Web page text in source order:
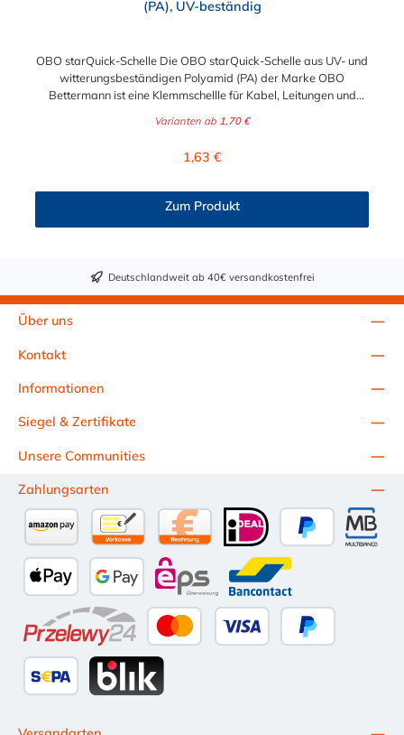
(PA), UV-beständig
OBO starQuick-Schelle Die OBO starQuick-Schelle aus UV- und
witterungsbeständigen Polyamid (PA) der Marke OBO
Bettermann ist eine Klemmschellle für Kabel, Leitungen und
Außenbereich geeignet und kommt oft im Parkhaus, an Brücke
auswählbaren Größen der OBO starQuick-Schelle ermöglichen
starQuick-Schelle kann sowohl Kunststoff- als auch
Metallrohren kombiniert werden und eignet sich somit für
Elektro- und Sanitärinstallation. Sie können diese Schelle nach
Montieren von mehreren Rohren ist ganz einfach möglich:
Anreihen der Einzelschellen Verwendung des Doppelhalters,
der einen sicheren Halt und Abstand bei hoher Belastung
Varianten ab 1,70 €
Regulärer Preis:
1,63 €
Zum Produkt
Deutschlandweit ab 40€ versandkostenfrei
Über uns
Kontakt
Informationen
Unsere Communities
Siegel & Zertifikate
Zahlungsarten
Kauf auf Rechnung (10 Tage Netto)
iDEAL
Apple Pay Google Pay eps Bancontact
Przelewy24
Amazon PayVorkasse per Überweisung